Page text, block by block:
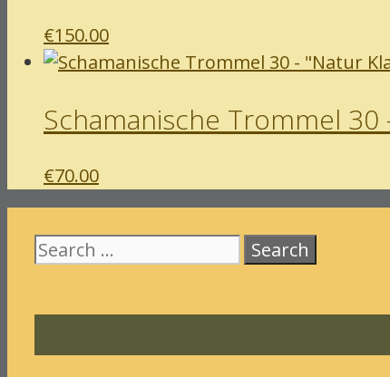
€150.00
Schamanische Trommel 30
€70.00
Search
for: